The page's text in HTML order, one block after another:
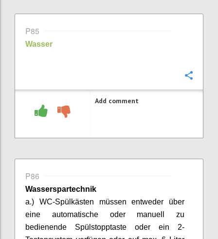
P85
Wasser
Add comment
P86
Wasserspartechnik
a.)
WC-Spülkästen müssen entweder über
eine automatische oder manuell zu
bedienende Spülstopptaste oder ein 2-